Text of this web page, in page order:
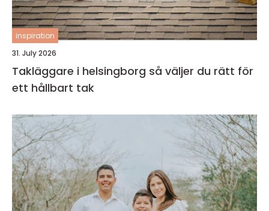
inspiration
31. July 2026
Takläggare i helsingborg så väljer du rätt för
ett hållbart tak